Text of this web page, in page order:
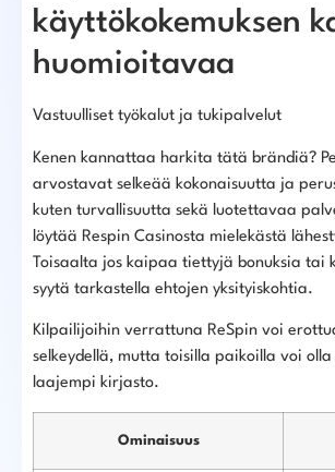
käyttökokemuksen
huomioitavaa
Vastuulliset työkalut ja tukipalvelut
Kenen kannattaa harkita tätä brändiä?
arvostavat selkeää kokonaisuutta ja
kuten turvallisuutta sekä luotettavaa
löytää Respin Casinosta mielekästä
Toisaalta jos kaipaa tiettyjä bonuksia tai
syytä tarkastella ehtojen yksityiskohtia.
Kilpailijoihin verrattuna ReSpin voi
selkeydellä, mutta toisilla paikoilla voi
laajempi kirjasto.
Ominaisuus